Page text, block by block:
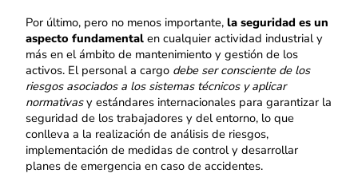
Por último, pero no menos importante,la seguridad es un
aspecto fundamental en cualquier actividad industrial y
más en el ámbito de mantenimiento y gestión de los
activos. El personal a cargo debe ser consciente de los
riesgos asociados a los sistemas técnicos y aplicar
normativasy estándares internacionales para garantizar la
seguridad de los trabajadores y del entorno, lo que
conlleva a la realización de análisis de riesgos,
implementación de medidas de control y desarrollar
planes de emergencia en caso de accidentes.